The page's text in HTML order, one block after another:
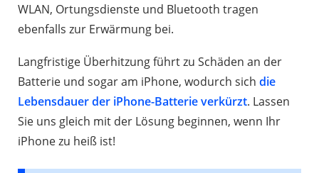
WLAN, Ortungsdienste und Bluetooth tragen
ebenfalls zur Erwärmung bei.
Langfristige Überhitzung führt zu Schäden an der
Batterie und sogar am iPhone, wodurch sich die
Lebensdauer der iPhone-Batterie verkürzt. Lassen
Sie uns gleich mit der Lösung beginnen, wenn Ihr
iPhone zu heiß ist!